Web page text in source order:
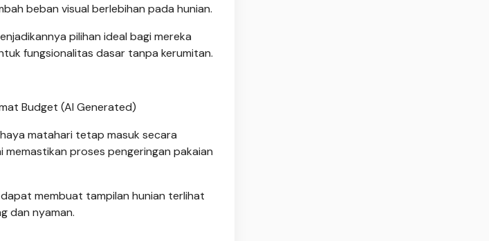
beban visual berlebihan pada hunian.
pilihan ideal bagi mereka
fungsionalitas dasar tanpa kerumitan.
Budget (AI Generated)
matahari tetap masuk secara
proses pengeringan pakaian
membuat tampilan hunian terlihat
dan nyaman.